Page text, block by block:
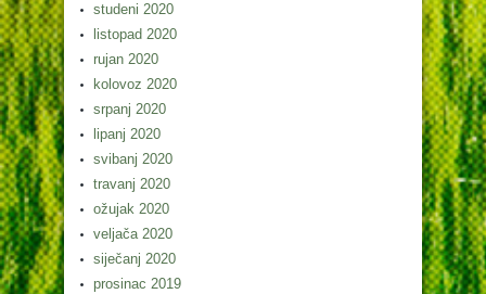
studeni 2020
listopad 2020
rujan 2020
kolovoz 2020
srpanj 2020
lipanj 2020
svibanj 2020
travanj 2020
ožujak 2020
veljača 2020
siječanj 2020
prosinac 2019